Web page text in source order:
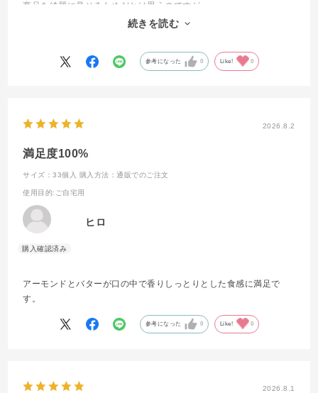
商品を綺麗に見せるためだとは思うのですが、
箱がとても大きくて持ち運びが若干大変だったので星4つとさせてい
続きを読む
参考になった 0 Like! 0
2026.8.2
満足度100%
サイズ：33個入 購入方法：通販でのご注文
使用目的:ご自宅用
ヒロ
アーモンドとバターが口の中で香りしっとりとした食感に満足で
す。
参考になった 0 Like! 0
2026.8.1